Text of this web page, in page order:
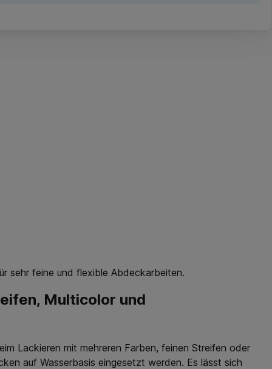
sehr feine und flexible Abdeckarbeiten.
Multicolor und
Lackieren mit mehreren Farben, feinen Streifen oder
auf Wasserbasis eingesetzt werden. Es lässt sich